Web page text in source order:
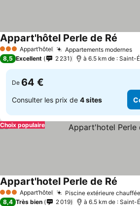
3 ÉtoilesAppart’hôtel Appartements modernes
Appart'hôtel Perle de Ré
8,5 Excellent 2 231 à 6.5 km de : Saint-
De 64 €
Consulter les prix de 4 sites
Choix populaire
3 ÉtoilesAppart’hôtel Piscine extérieure chauffée
Appart'hotel Perle de Ré
8,4 Très bien 2 019 à 6.5 km de : Saint-